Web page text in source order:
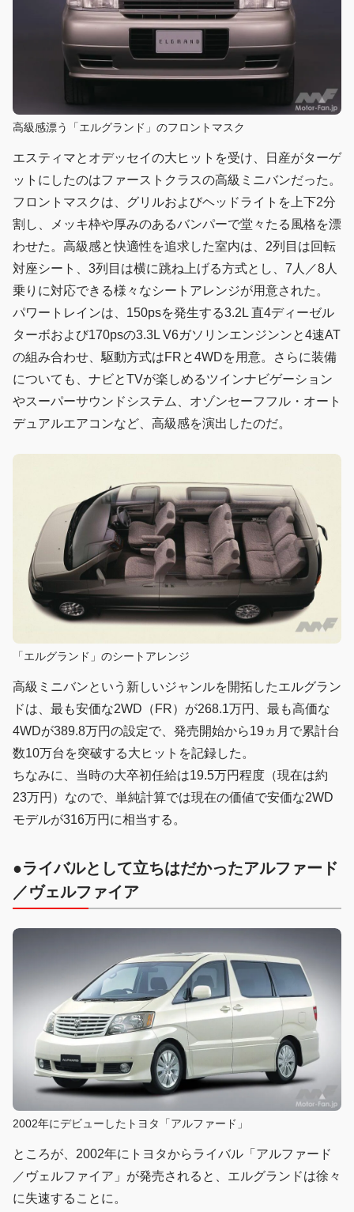
高級感漂う「エルグランド」のフロントマスク
エスティマとオデッセイの大ヒットを受け、日産がターゲ
ットにしたのはファーストクラスの高級ミニバンだった。
フロントマスクは、グリルおよびヘッドライトを上下2分
割し、メッキ枠や厚みのあるバンパーで堂々たる風格を漂
わせた。高級感と快適性を追求した室内は、2列目は回転
対座シート、3列目は横に跳ね上げる方式とし、7人／8人
乗りに対応できる様々なシートアレンジが用意された。
パワートレインは、150psを発生する3.2L 直4ディーゼル
ターボおよび170psの3.3L V6ガソリンエンジンンと4速AT
の組み合わせ、駆動方式はFRと4WDを用意。さらに装備
についても、ナビとTVが楽しめるツインナビゲーション
やスーパーサウンドシステム、オゾンセーフフル・オート
デュアルエアコンなど、高級感を演出したのだ。
「エルグランド」のシートアレンジ
高級ミニバンという新しいジャンルを開拓したエルグラン
ドは、最も安価な2WD（FR）が268.1万円、最も高価な
4WDが389.8万円の設定で、発売開始から19ヵ月で累計台
数10万台を突破する大ヒットを記録した。
ちなみに、当時の大卒初任給は19.5万円程度（現在は約
23万円）なので、単純計算では現在の価値で安価な2WD
モデルが316万円に相当する。
●ライバルとして立ちはだかったアルファード
／ヴェルファイア
2002年にデビューしたトヨタ「アルファード」
ところが、2002年にトヨタからライバル「アルファード
／ヴェルファイア」が発売されると、エルグランドは徐々
に失速することに。